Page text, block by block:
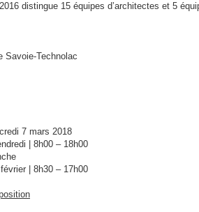
distingue 15 équipes d’architectes et 5
Savoie-Technolac
7 mars 2018
| 8h00 – 18h00
| 8h30 – 17h00